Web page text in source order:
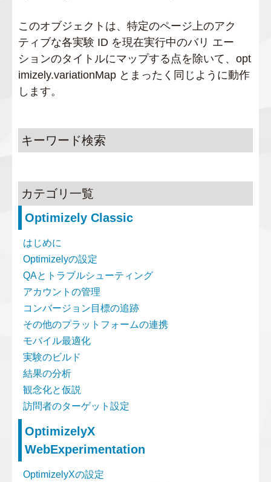
このオブジェクトは、特定のページ上のアク
ティブな各実験 ID を現在実行中のバリ エー
ションのタイトルにマップする点を除いて、opt
imizely.variationMap とまったく同じように動作
します。
キーワード検索
カテゴリ一覧
Optimizely Classic
はじめに
Optimizelyの設定
QAとトラブルシューティング
アカウントの管理
コンバージョン目標の追跡
その他のプラットフォームの連携
モバイル最適化
実験のビルド
結果の分析
観念化と仮説
訪問者のターゲット設定
OptimizelyX
WebExperimentation
OptimizelyXの設定